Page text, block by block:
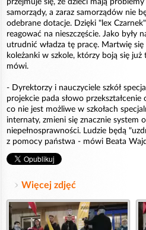
przejmuje się, że dzieci mają
samorządy, a zaraz samorządów nie
odebrane dotacje. Dzięki "lex
reagować na nieszczęście. Jako były
utrudnić władza tę pracę. Martwię
koleżanki w szkole, którzy boją się
mówi.
- Dyrektorzy i nauczyciele szkół
projekcie pada słowo
co nie jest możliwe w szkołach
internaty, zmieni się znacznie system
niepełnosprawności. Ludzie będą
z pomocy państwa - mówi Beata
Więcej zdjęć